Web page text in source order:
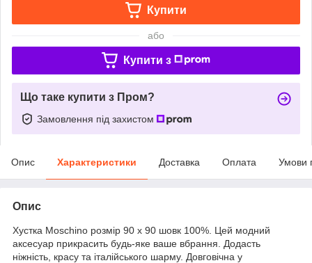
Купити
або
Купити з
Що таке купити з Пром?
Замовлення під захистом
Опис Характеристики Доставка Оплата Умови
Опис
Хустка Moschino розмір 90 х 90 шовк 100%. Цей модний
аксесуар прикрасить будь-яке ваше вбрання. Додасть
ніжність, красу та італійського шарму. Довговічна у